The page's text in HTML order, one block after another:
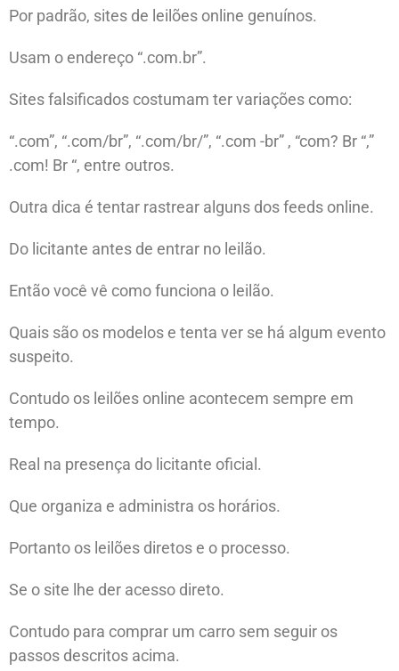
Por padrão, sites de leilões online genuínos.
Usam o endereço “.com.br”.
Sites falsificados costumam ter variações como:
“.com”, “.com/br”, “.com/br/”, “.com -br” , “com? Br “,”
.com! Br “, entre outros.
Outra dica é tentar rastrear alguns dos feeds online.
Do licitante antes de entrar no leilão.
Então você vê como funciona o leilão.
Quais são os modelos e tenta ver se há algum evento
suspeito.
Contudo os leilões online acontecem sempre em
tempo.
Real na presença do licitante oficial.
Que organiza e administra os horários.
Portanto os leilões diretos e o processo.
Se o site lhe der acesso direto.
Contudo para comprar um carro sem seguir os
passos descritos acima.